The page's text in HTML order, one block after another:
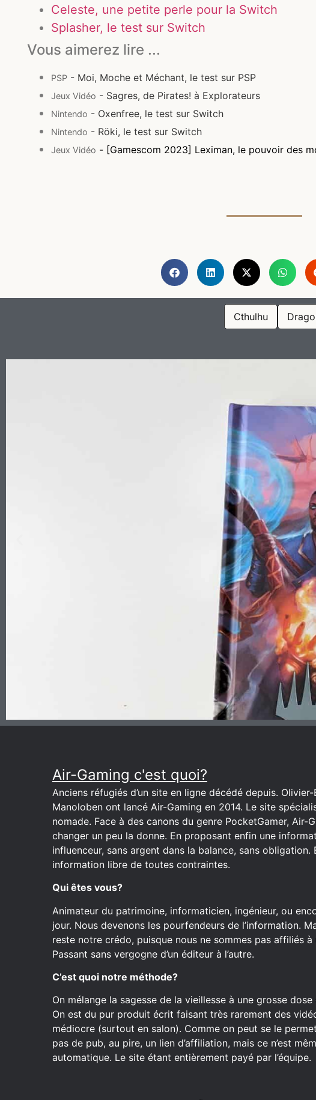
Celeste, une petite perle pour la Switch
Splasher, le test sur Switch
Vous aimerez lire ...
PSP - Moi, Moche et Méchant, le test sur PSP
Jeux Vidéo - Sagres, de Pirates! à Explorateurs
Nintendo - Oxenfree, le test sur Switch
Nintendo - Röki, le test sur Switch
Jeux Vidéo - [Gamescom 2023] Leximan, le pouvoir des
Cthulhu
Air-Gaming c'est quoi?
Anciens réfugiés d’un site en ligne décédé depuis. Olivier-
Manoloben ont lancé Air-Gaming en 2014. Le site
nomade. Face à des canons du genre PocketGamer, Air-
changer un peu la donne. En proposant enfin une
influenceur, sans argent dans la balance, sans obligation.
information libre de toutes contraintes.
Qui êtes vous?
Animateur du patrimoine, informaticien, ingénieur, ou
jour. Nous devenons les pourfendeurs de l’information.
reste notre crédo, puisque nous ne sommes pas affiliés à
Passant sans vergogne d’un éditeur à l’autre.
C’est quoi notre méthode?
On mélange la sagesse de la vieillesse à une grosse dose
On est du pur produit écrit faisant très rarement des
médiocre (surtout en salon). Comme on peut se le
pas de pub, au pire, un lien d’affiliation, mais ce n’est
automatique. Le site étant entièrement payé par l’équipe.